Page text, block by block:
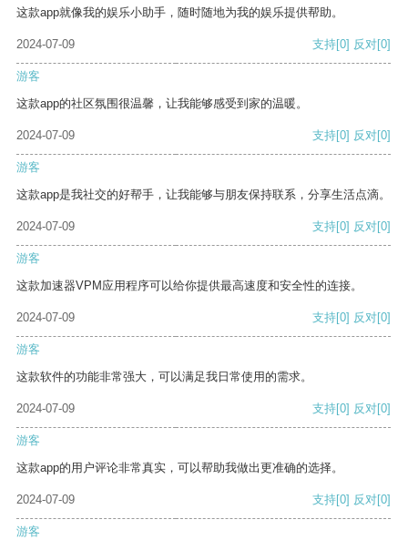
这款app就像我的娱乐小助手，随时随地为我的娱乐提供帮助。
2024-07-09 支持[0] 反对[0]
游客
这款app的社区氛围很温馨，让我能够感受到家的温暖。
2024-07-09 支持[0] 反对[0]
游客
这款app是我社交的好帮手，让我能够与朋友保持联系，分享生活点滴。
2024-07-09 支持[0] 反对[0]
游客
这款加速器VPM应用程序可以给你提供最高速度和安全性的连接。
2024-07-09 支持[0] 反对[0]
游客
这款软件的功能非常强大，可以满足我日常使用的需求。
2024-07-09 支持[0] 反对[0]
游客
这款app的用户评论非常真实，可以帮助我做出更准确的选择。
2024-07-09 支持[0] 反对[0]
游客